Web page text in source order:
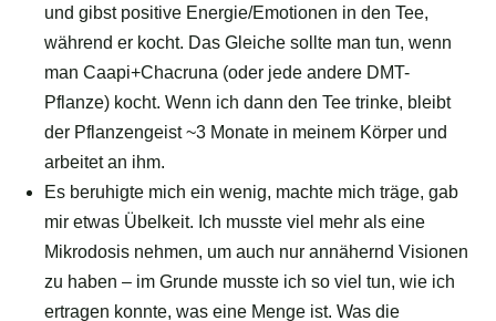
und gibst positive Energie/Emotionen in den Tee,
während er kocht. Das Gleiche sollte man tun, wenn
man Caapi+Chacruna (oder jede andere DMT-
Pflanze) kocht. Wenn ich dann den Tee trinke, bleibt
der Pflanzengeist ~3 Monate in meinem Körper und
arbeitet an ihm.
Es beruhigte mich ein wenig, machte mich träge, gab
mir etwas Übelkeit. Ich musste viel mehr als eine
Mikrodosis nehmen, um auch nur annähernd Visionen
zu haben – im Grunde musste ich so viel tun, wie ich
ertragen konnte, was eine Menge ist. Was die